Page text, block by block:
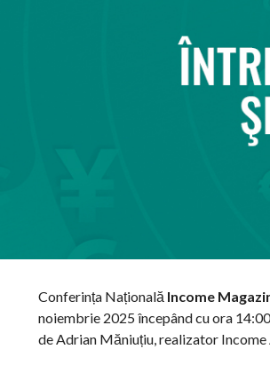
Conferința Națională Income
noiembrie 2025 începând cu ora
de Adrian Măniuțiu, realizator